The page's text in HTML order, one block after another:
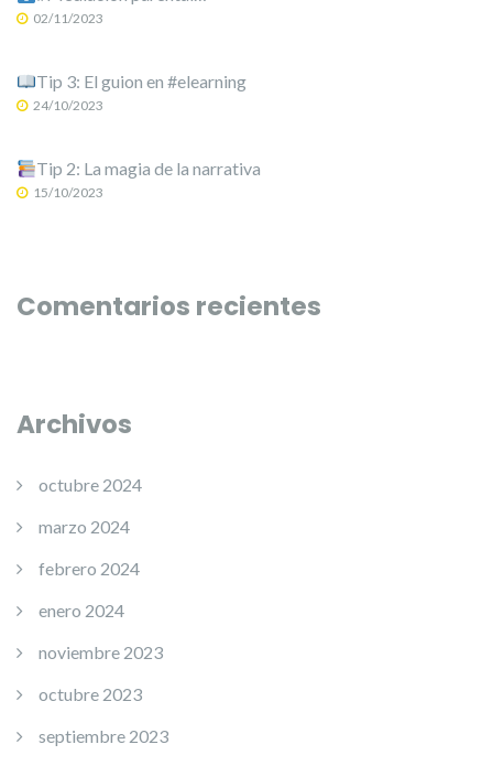
02/11/2023
Tip 3: El guion en #elearning
24/10/2023
Tip 2: La magia de la narrativa
15/10/2023
Comentarios recientes
Archivos
octubre 2024
marzo 2024
febrero 2024
enero 2024
noviembre 2023
octubre 2023
septiembre 2023